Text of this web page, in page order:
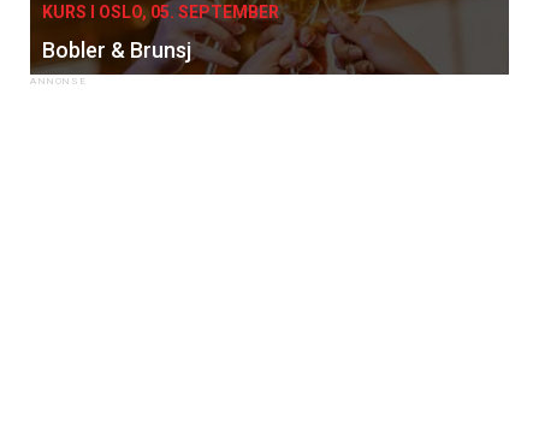
KURS I OSLO, 05. SEPTEMBER
Bobler & Brunsj